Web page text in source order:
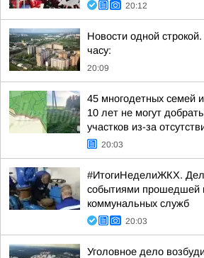
20:12
Новости одной
часу:
20:09
45 многодетных семей
10 лет не могут
участков из-за
20:03
#ИтогиНеделиЖКХ.
событиями прошедшей
коммунальных служб
20:03
Уголовное дело